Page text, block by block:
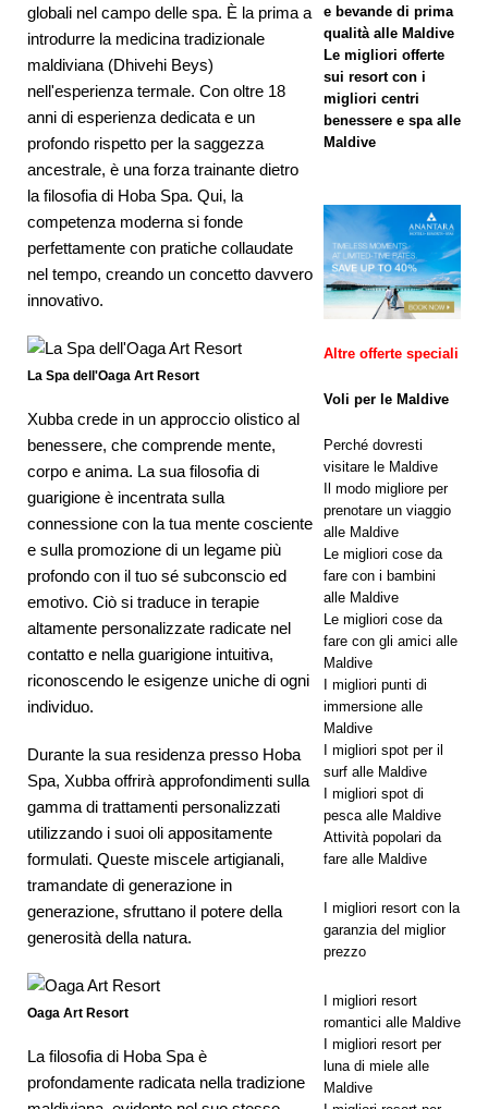
Friday a
Dhawa
Ihuru 2025
Cinnamon
Resorts
Maldives
lancia la
più grande
sconti fino
a 80% e
ti gratuiti
novembre
globali nel campo delle spa. È la prima a
introdurre la medicina tradizionale
maldiviana (Dhivehi Beys)
nell'esperienza termale. Con oltre 18
anni di esperienza dedicata e un
profondo rispetto per la saggezza
ancestrale, è una forza trainante dietro
la filosofia di Hoba Spa. Qui, la
competenza moderna si fonde
perfettamente con pratiche collaudate
nel tempo, creando un concetto davvero
innovativo.
La Spa dell'Oaga Art Resort
Xubba crede in un approccio olistico al
benessere, che comprende mente,
corpo e anima. La sua filosofia di
guarigione è incentrata sulla
connessione con la tua mente cosciente
e sulla promozione di un legame più
profondo con il tuo sé subconscio ed
emotivo. Ciò si traduce in terapie
altamente personalizzate radicate nel
contatto e nella guarigione intuitiva,
riconoscendo le esigenze uniche di ogni
individuo.
Durante la sua residenza presso Hoba
Spa, Xubba offrirà approfondimenti sulla
gamma di trattamenti personalizzati
utilizzando i suoi oli appositamente
formulati. Queste miscele artigianali,
tramandate di generazione in
generazione, sfruttano il potere della
generosità della natura.
Oaga Art Resort
La filosofia di Hoba Spa è
profondamente radicata nella tradizione
e bevande di prima
qualità alle Maldive
Le migliori offerte
sui resort con i
migliori centri
benessere e spa alle
Maldive
Altre offerte speciali
Voli per le Maldive
Perché dovresti
visitare le Maldive
Il modo migliore per
prenotare un viaggio
alle Maldive
Le migliori cose da
fare con i bambini
alle Maldive
Le migliori cose da
fare con gli amici alle
Maldive
I migliori punti di
immersione alle
Maldive
I migliori spot per il
surf alle Maldive
I migliori spot di
pesca alle Maldive
Attività popolari da
fare alle Maldive
I migliori resort con la
garanzia del miglior
prezzo
I migliori resort
romantici alle Maldive
I migliori resort per
luna di miele alle
Maldive